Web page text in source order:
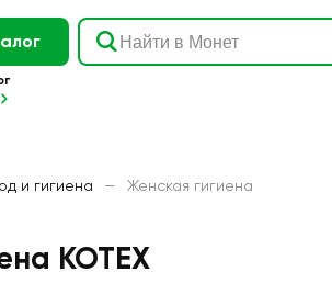
и гигиена — Женская гигиена
KOTEX